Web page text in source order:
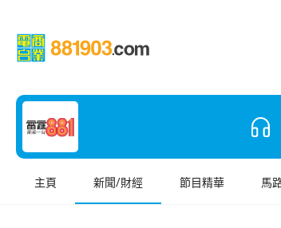
主頁 新聞/財經 節目精華 馬